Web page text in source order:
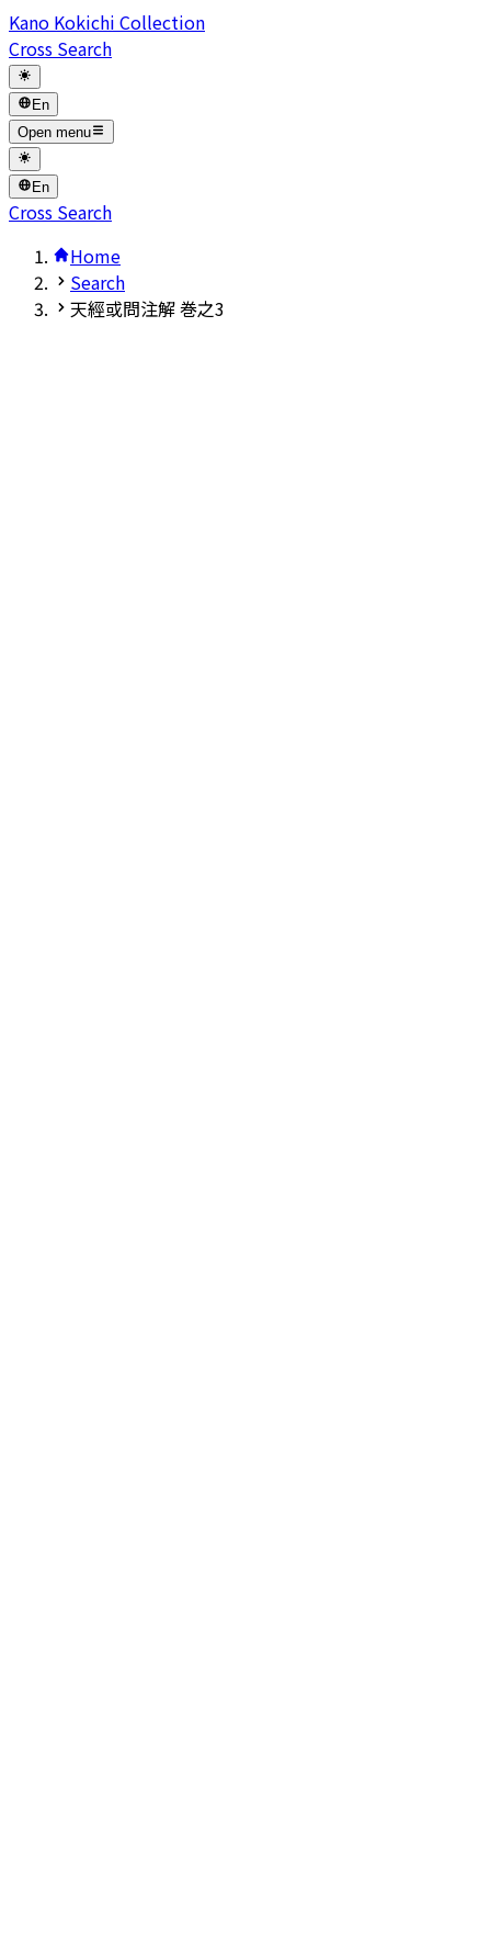
Kano Kokichi Collection
Cross Search
En
Open menu
En
Cross Search
Home
Search
天經或問注解 巻之3